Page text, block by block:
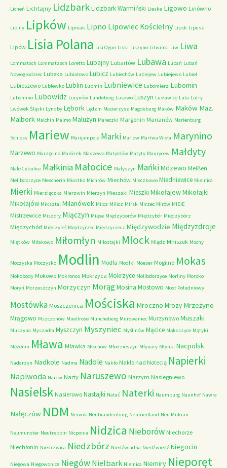
Licheń Lichtajny LidzbarkLidzbark Warmiński Lieske Ligowo Linówno
Lipiny Lipków Lipniak Lipno Lipowiec Kościelny Lipsk Lipusz
Lipów Lisia Polana Lisi Ogon Liski Liszyno Litwinki Liw Liwa
Lommatsch Lommatzsch Loretto Lubajny Lubartów Lubawa Lubań Lubań
Nowogrodziec Lubeka Lubiatowo Lubicz Lubiechów Lubiejew Lubiejewo Lubiel
Lubieszewo Lublewko Lublin Lubmin Lubniewice Lubomierz Lubomin
Lubomino Lubowidz Lucynów Lundeborg Lusowo Luszyn Lusławice Luta Lutry
Lwówek Śląski Lyndby Lębork Lędzin Macierzysz Magdeburg Maków Maków Maz.
Malbork Malchin Malmo Malużyn Mareczki Margonin Marianów Marienburg
Schloss Mariew Marijampole Marki Marlow Martwa Wisła Marynino
Marzewo Marzęcino Marózek Maszewo Matyldów Matyty Maurycew Małdyty
Małe Cybulice Małkinia Małocice Małyszyn MańkiMdzewo Meißen
Melibdorzyce Mescherin Miastko Michrów Miechów Mieczkowo Miedniewice Mielnica
Mierki Mierziączka Mierzwin Mierzyn Mieszaki Mieszki MikołajewMikołajki
Mikołajów Miksztal Milanówek Milcz Milicz Mirsk Mirzec Mirów MISIE
Mistrzewice Miszory Miączyn Miąse Międzyborów Międzybór Międzybórz
Międzychód Międzyleś Międzyrzec Międzyrzecz Międzywodzie Międzyzdroje
Miętków Miłakowo Miłomłyn Miłostajki Mlock Mlądz Mniszek Mochy
Moczyska Moczysko Modlin Modła Modłki Moeser Mogilno Mokas
Mokobody Mokowo Mokronos Mokrzyca Mokrzyce Molibdorzyce Morliny Morsko
Moryń Morzeszczyn Morzyczyn MorągMosina Mostowo Most Południowy
Mostówka Moszczenica Mościska Mroczno Mrozy Mrzeżyno
Mrągowo Mszczonów Muellrose Muncheberg Murowaniec Murzynowo Muszaki
Muszyna Myszadła Myszczyn Myszyniec Myślinów Mącice Mąkoszyce Mątyki
Mężenin Mława Mławka Młochów Młodzieszyn Młynary Młynki Nacpolsk
Nadarzyn Nadkole Nadma Nadole Nakło Nakło nad Notecią Napierki
Napiwoda Narew Narty Naruszewo Narzym Nasiegniewo
Nasielsk Nasierowo Nastajki Natać Naterki Naumburg Naunhof Nawra
Nałęczów NDM Nerwik Neubrandenburg Neufriedland Neu Mukran
Neumunster Neutrebbin Nicponia Nidzica Nieborów Niechorze
Niechłonin Niedrzwica Niedzbórz Niedźwiadna Niedźwiedź Niegocin
Niegowa Niegowonice Niegów Nielbark Niemica Niemiry Nieporęt